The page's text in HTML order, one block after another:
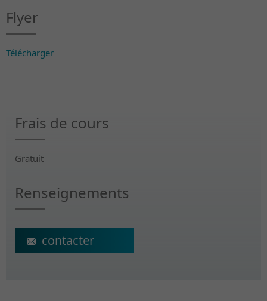
Flyer
Télécharger
Frais de cours
Gratuit
Renseignements
ecs@crr-suva.ch